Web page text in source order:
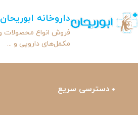
داروخانه ابوریحان
مکمل‌های دارویی و ...
دسترسی سریع